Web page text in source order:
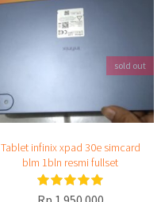
sold out
Tablet infinix xpad 30e simcard
blm 1bln resmi fullset